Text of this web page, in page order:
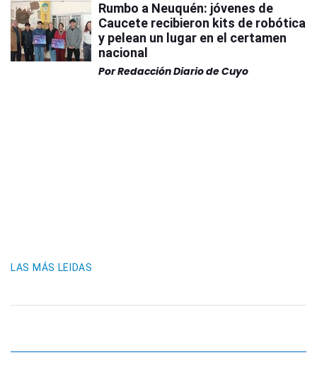
Rumbo a Neuquén: jóvenes de
Caucete recibieron kits de robótica
y pelean un lugar en el certamen
nacional
PorRedacción Diario de Cuyo
LAS MÁS LEIDAS